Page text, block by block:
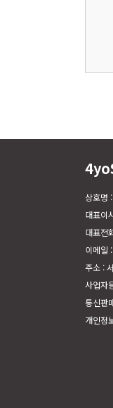
상호명
대표이
대표전
이메
주소 :
사업자
통신판
개인정